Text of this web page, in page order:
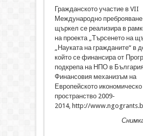
Гражданското участие в VII
Международно
щъркел се реализира в
на проекта „Търсенето на
„Науката на гражданите“ в
който се финансира от
подкрепа на НПО в
Финансовия механизъм на
Европейското икономическо
пространство 2009-
2014, http://